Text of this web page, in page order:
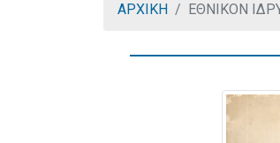
ΑΡΧΙΚΗ ΕΘΝΙΚΟΝ